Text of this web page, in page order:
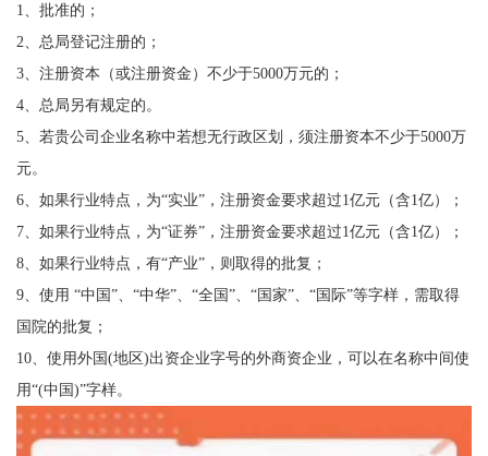
1、批准的；
2、总局登记注册的；
3、注册资本（或注册资金）不少于5000万元的；
4、总局另有规定的。
5、若贵公司企业名称中若想无行政区划，须注册资本不少于5000万
元。
6、如果行业特点，为“实业”，注册资金要求超过1亿元（含1亿）；
7、如果行业特点，为“证券”，注册资金要求超过1亿元（含1亿）；
8、如果行业特点，有“产业”，则取得的批复；
9、使用 “中国”、“中华”、“全国”、“国家”、“国际”等字样，需取得
国院的批复；
10、使用外国(地区)出资企业字号的外商资企业，可以在名称中间使
用“(中国)”字样。